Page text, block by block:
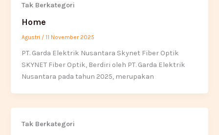
Tak Berkategori
Home
Agustri /11 November 2025
PT. Garda Elektrik Nusantara Skynet Fiber Optik
SKYNET Fiber Optik, Berdiri oleh PT. Garda Elektrik
Nusantara pada tahun 2025, merupakan
Tak Berkategori